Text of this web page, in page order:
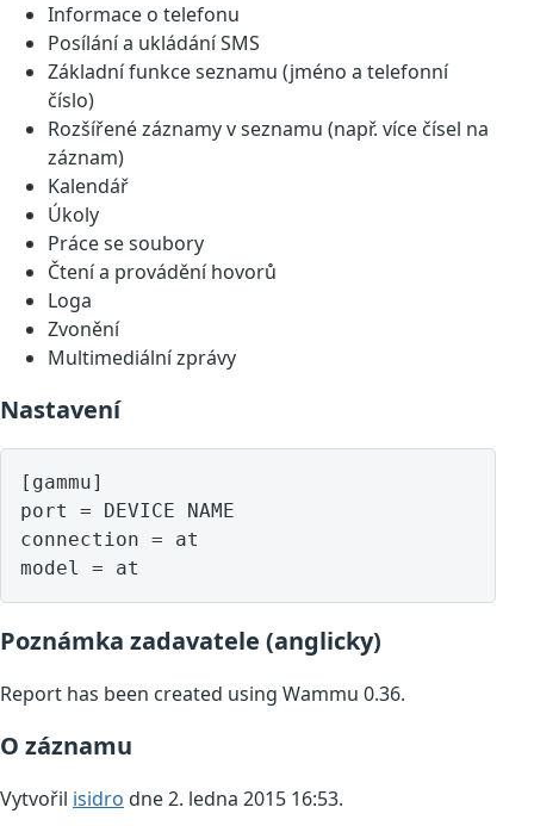
Informace o telefonu
Posílání a ukládání SMS
Základní funkce seznamu (jméno a telefonní
číslo)
Rozšířené záznamy v seznamu (např. více čísel na
záznam)
Kalendář
Úkoly
Práce se soubory
Čtení a provádění hovorů
Loga
Zvonění
Multimediální zprávy
Nastavení
[gammu]
port = DEVICE NAME
connection = at
model = at
Poznámka zadavatele (anglicky)
Report has been created using Wammu 0.36.
O záznamu
Vytvořil isidro dne 2. ledna 2015 16:53.